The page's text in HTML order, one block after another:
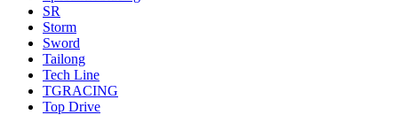
SR
Storm
Sword
Tailong
Tech Line
TGRACING
Top Drive